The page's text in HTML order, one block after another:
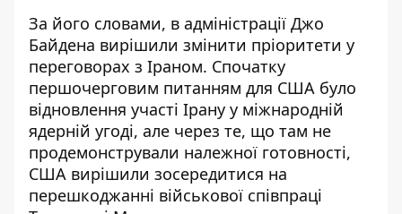
За його словами, в адміністрації Джо
Байдена вирішили змінити пріоритети у
переговорах з Іраном. Спочатку
першочерговим питанням для США було
відновлення участі Ірану у міжнародній
ядерній угоді, але через те, що там не
продемонстрували належної готовності,
США вирішили зосередитися на
перешкоджанні військової співпраці